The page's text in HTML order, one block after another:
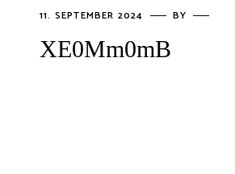
11. SEPTEMBER 2024 BY
XE0Mm0mB